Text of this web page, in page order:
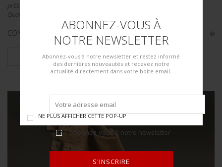
ABONNEZ-VOUS À
NOTRE NEWSLETTER
Abonnez-vous à notre newsletter et restez informé
des dernières nouveautés et recevez notre
actualité directement dans votre boite email.
Abonnez-vous à notre newsletter
S'INSCRIRE
NE PLUS AFFICHER CETTE POP-UP
présente. Intérieur doublé en tissu coton blanc. Etiquette du Phila
Quartermaster Depot. Laundry Number W-6279. Taille 31 x...
CONDITION :
PLUS DE DÉTAILS